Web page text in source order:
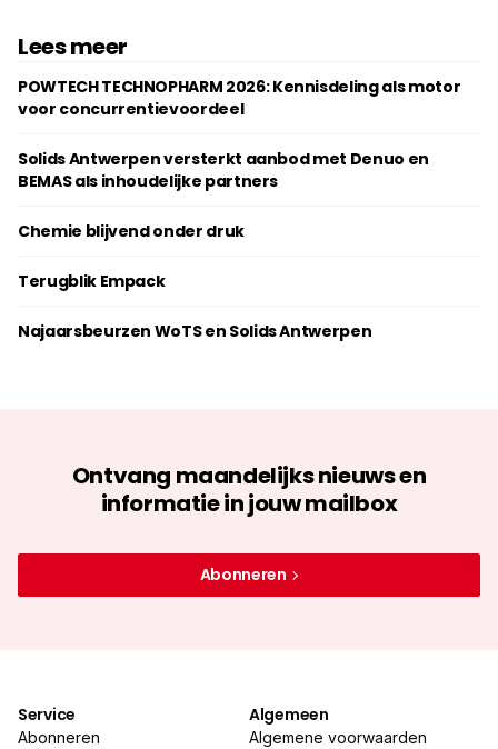
Lees meer
POWTECH TECHNOPHARM 2026: Kennisdeling als motor
voor concurrentievoordeel
Solids Antwerpen versterkt aanbod met Denuo en
BEMAS als inhoudelijke partners
Chemie blijvend onder druk
Terugblik Empack
Najaarsbeurzen WoTS en Solids Antwerpen
Ontvang maandelijks nieuws en
informatie in jouw mailbox
Abonneren
Service
Abonneren
Algemeen
Algemene voorwaarden